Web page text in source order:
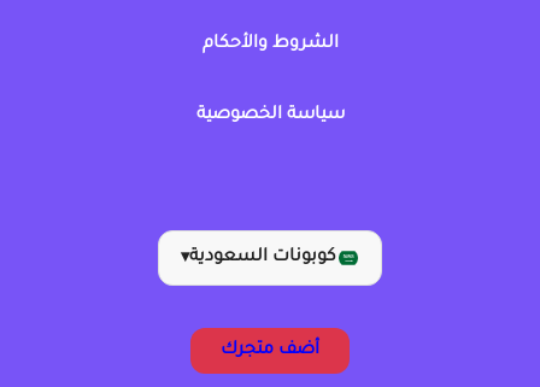
الشروط والأحكام
سياسة الخصوصية
كوبونات السعودية▾
أضف متجرك